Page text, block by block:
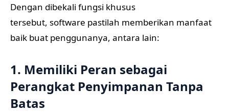
Dengan dibekali fungsi khusus
tersebut, software pastilah memberikan manfaat
baik buat penggunanya, antara lain:
1. Memiliki Peran sebagai
Perangkat Penyimpanan Tanpa
Batas